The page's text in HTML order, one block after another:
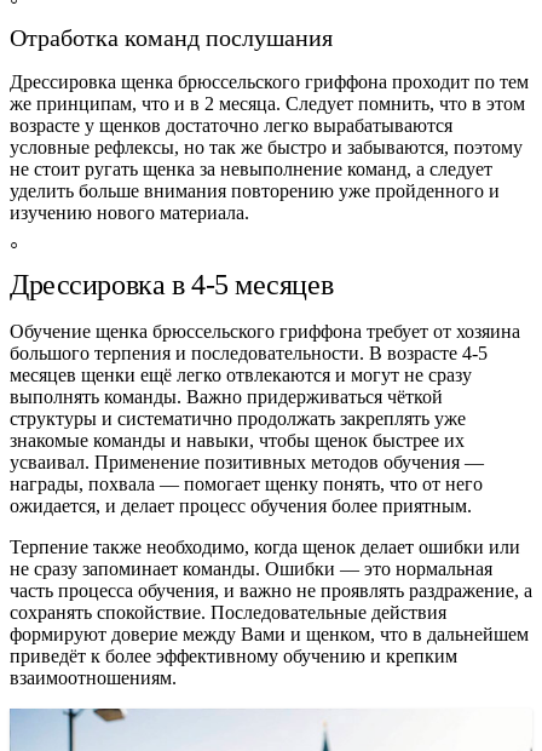
Отработка команд послушания
Дрессировка щенка брюссельского гриффона проходит по тем
же принципам, что и в 2 месяца. Следует помнить, что в этом
возрасте у щенков достаточно легко вырабатываются
условные рефлексы, но так же быстро и забываются, поэтому
не стоит ругать щенка за невыполнение команд, а следует
уделить больше внимания повторению уже пройденного и
изучению нового материала.
Дрессировка в 4‑5 месяцев
Обучение щенка брюссельского гриффона требует от хозяина
большого терпения и последовательности. В возрасте 4-5
месяцев щенки ещё легко отвлекаются и могут не сразу
выполнять команды. Важно придерживаться чёткой
структуры и систематично продолжать закреплять уже
знакомые команды и навыки, чтобы щенок быстрее их
усваивал. Применение позитивных методов обучения —
награды, похвала — помогает щенку понять, что от него
ожидается, и делает процесс обучения более приятным.
Терпение также необходимо, когда щенок делает ошибки или
не сразу запоминает команды. Ошибки — это нормальная
часть процесса обучения, и важно не проявлять раздражение, а
сохранять спокойствие. Последовательные действия
формируют доверие между Вами и щенком, что в дальнейшем
приведёт к более эффективному обучению и крепким
взаимоотношениям.